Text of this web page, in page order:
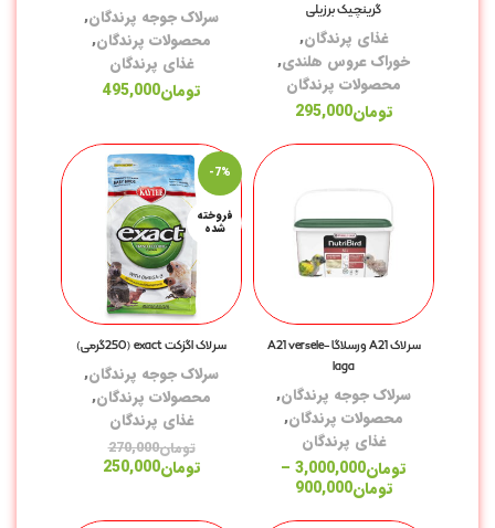
گرینچیک برزیلی
غذای پرندگان,
خوراک عروس هلندی,
محصولات پرندگان
تومان295,000
سرلاک جوجه پرندگان,
محصولات پرندگان,
غذای پرندگان
تومان495,000
سرلاک A21 ورسلاگا A21 versele-
laga
سرلاک جوجه پرندگان,
محصولات پرندگان,
غذای پرندگان
تومان3,000,000
–
تومان900,000
-7%
فروخته
شده
سرلاک اگزکت exact (250گرمی)
سرلاک جوجه پرندگان,
محصولات پرندگان,
غذای پرندگان
تومان270,000
تومان250,000